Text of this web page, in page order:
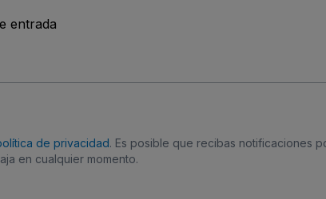
entrada
de privacidad. Es posible que recibas notificaciones
en cualquier momento.